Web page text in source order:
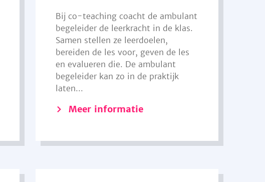
Bij co-teaching coacht de ambulant
begeleider de leerkracht in de klas.
Samen stellen ze leerdoelen,
bereiden de les voor, geven de les
en evalueren die. De ambulant
begeleider kan zo in de praktijk
laten...
Meer informatie